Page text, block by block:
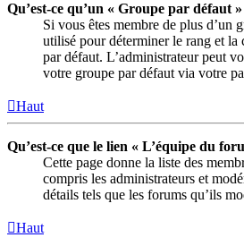
Qu’est-ce qu’un « Groupe par défaut »
Si vous êtes membre de plus d’un
utilisé pour déterminer le rang et la
par défaut. L’administrateur peut
votre groupe par défaut via votre
Haut
Qu’est-ce que le lien « L’équipe du
Cette page donne la liste des
compris les administrateurs et
détails tels que les forums qu’ils
Haut